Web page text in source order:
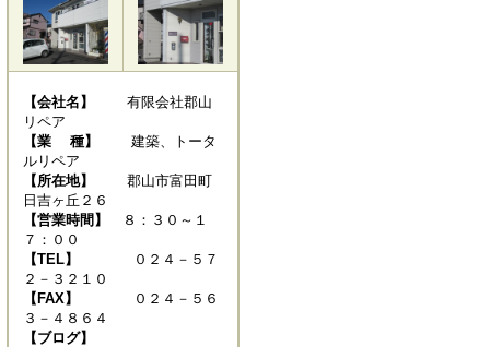
【会社名】
有限会社郡山
リペア
【業 種】
建築、トータ
ルリペア
【所在地】
郡山市富田町
日吉ヶ丘２６
【営業時間】
８：３０～１
７：００
【TEL】
０２４－５７
２－３２１０
【FAX】
０２４－５６
３－４８６４
【ブログ】